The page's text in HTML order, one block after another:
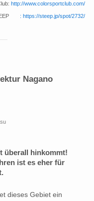
http://www.colorsportclub.com/
: https://steep.jp/spot/2732/
Nagano
überall hinkommt!
ist es eher für
dieses Gebiet ein